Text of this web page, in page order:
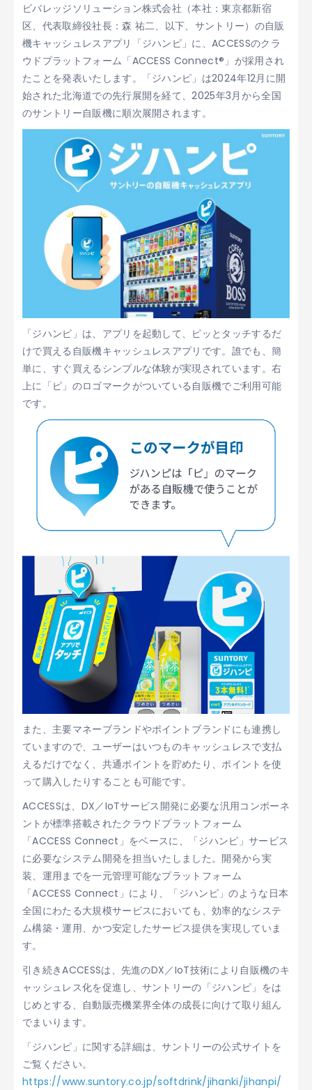
ビバレッジソリューション株式会社（本社：東京都新宿
区、代表取締役社長：森 祐二、以下、サントリー）の自販
機キャッシュレスアプリ「ジハンピ」に、ACCESSのクラ
ウドプラットフォーム「ACCESS Connect®」が採用され
たことを発表いたします。「ジハンピ」は2024年12月に開
始された北海道での先行展開を経て、2025年3月から全国
のサントリー自販機に順次展開されます。
「ジハンピ」は、アプリを起動して、ピッとタッチするだ
けで買える自販機キャッシュレスアプリです。誰でも、簡
単に、すぐ買えるシンプルな体験が実現されています。右
上に「ピ」のロゴマークがついている自販機でご利用可能
です。
また、主要マネーブランドやポイントブランドにも連携し
ていますので、ユーザーはいつものキャッシュレスで支払
えるだけでなく、共通ポイントを貯めたり、ポイントを使
って購入したりすることも可能です。
ACCESSは、DX／IoTサービス開発に必要な汎用コンポーネ
ントが標準搭載されたクラウドプラットフォーム
「ACCESS Connect」をベースに、「ジハンピ」サービス
に必要なシステム開発を担当いたしました。開発から実
装、運用までを一元管理可能なプラットフォーム
「ACCESS Connect」により、「ジハンピ」のような日本
全国にわたる大規模サービスにおいても、効率的なシステ
ム構築・運用、かつ安定したサービス提供を実現していま
す。
引き続きACCESSは、先進のDX／IoT技術により自販機のキ
ャッシュレス化を促進し、サントリーの「ジハンピ」をは
じめとする、自動販売機業界全体の成長に向けて取り組ん
でまいります。
「ジハンピ」に関する詳細は、サントリーの公式サイトを
ご覧ください。
https://www.suntory.co.jp/softdrink/jihanki/jihanpi/